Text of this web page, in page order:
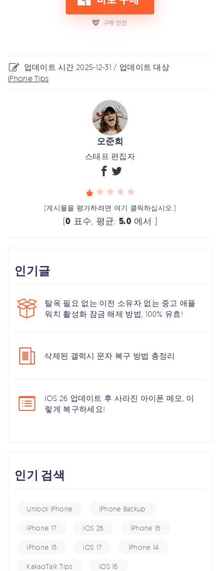
업데이트 시간 2025-12-31 / 업데이트 대상
iPhone Tips
오준희
스태프 편집자
(게시물을 평가하려면 여기 클릭하십시오.)
(0 표수, 평균: 5.0 에서 )
인기글
탈옥 필요 없는 이전 소유자 없는 중고 애플
워치 활성화 잠금 해제 방법, 100% 유효!
삭제된 갤럭시 문자 복구 방법 총정리
iOS 26 업데이트 후 사라진 아이폰 메모, 이
렇게 복구하세요!
인기 검색
Unlock iPhone iPhone Backup
iPhone 17 iOS 26 iPhone 16
iPhone 15 iOS 17 iPhone 14
KakaoTalk Tips iOS 16